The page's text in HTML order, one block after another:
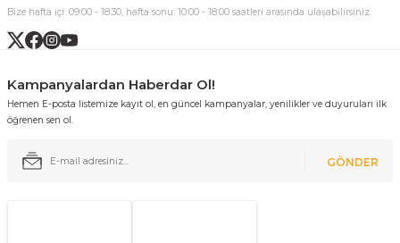
Bize hafta içi: 09:00 - 18:30, hafta sonu: 10:00 - 18:00 saatleri arasında ulaşabilirsiniz.
Kampanyalardan Haberdar Ol!
Hemen E-posta listemize kayıt ol, en güncel kampanyalar, yenilikler ve duyuruları ilk
öğrenen sen ol.
GÖNDER